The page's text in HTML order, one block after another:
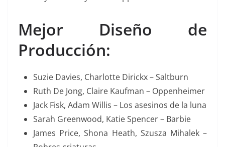
Mejor Diseño de
Producción:
Suzie Davies, Charlotte Dirickx – Saltburn
Ruth De Jong, Claire Kaufman – Oppenheimer
Jack Fisk, Adam Willis – Los asesinos de la luna
Sarah Greenwood, Katie Spencer – Barbie
James Price, Shona Heath, Szusza Mihalek –